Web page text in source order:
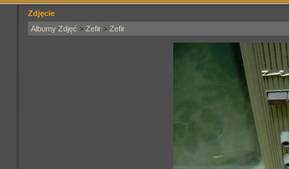
Zdjęcie
Albumy Zdjęć > Zefir > Zefir